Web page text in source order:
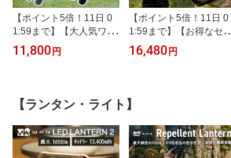
【ポイント5倍！11日 0
1:59まで】【大人気ワゴ
ン！】WAQ アウトドア
ワゴン キャリーワゴン
大容量 106L タフ ワイド
タイヤ 軽量 コンパクト
アウトドアキャリー アウ
トドア キャンプ タイヤ
マルチキャリー
11,800 円
【ポイント5倍！11日 0
1:59まで】【お得なセッ
ト価格!】 WAQ アウトド
アワゴン テーブルセット
丈 耐荷重150kg 大容量 1
06L ワイドタイヤ 軽量
コンパクト アウトドア
キャンプ
16,480 円
【ランタン・ライト】